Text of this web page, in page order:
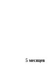
5 месяцев